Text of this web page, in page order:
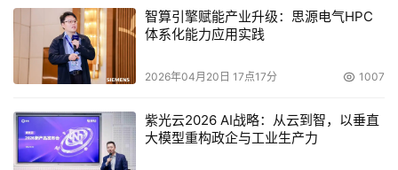
上，亦策观数台提供了门户管理功能，将不同的BI前端产品
归于同一入口。通过数据抽取、清洗转换、加载等一系列数
据准备的功能，可以做到随用随取。独有的内存技术使得亦
策观数台在短短几秒钟就能生成一个复杂的分析结果，观数
台存储到内存的数据也会经过压缩处理。同时，内存技术能
帮助用户直接访问业务系统数据，利用丰富且强大的UI快速
搭建前端分析界面和分析流程；仅几天就能帮助用户实现数
智算引擎赋能产业升级：思源电气HPC
体系化能力应用实践
2026年04月20日 17点17分 1007
紫光云2026 AI战略：从云到智，以垂直
大模型重构政企与工业生产力